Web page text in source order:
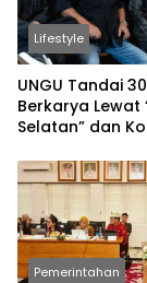
Lifestyle
UNGU Tandai
Berkarya Lewat
Selatan” dan
Pemerintahan